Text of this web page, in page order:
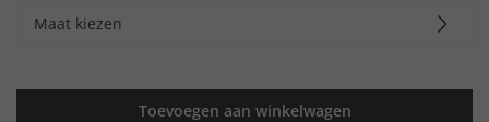
Maat kiezen
Toevoegen aan winkelwagen